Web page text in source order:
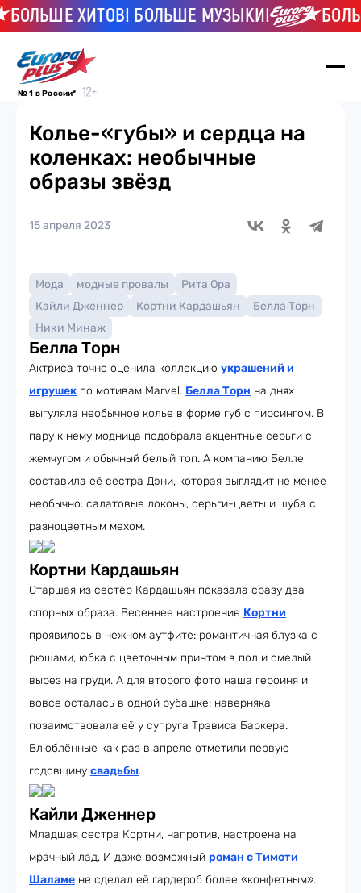
ХИТОВ! БОЛЬШЕ МУЗЫКИ!
№ 1 в России*
Колье-«губы» и сердца на
коленках: необычные
образы звёзд
15 апреля 2023
Мода модные провалы
Рита Ора
Кайли Дженнер
Кортни Кардашьян
Белла Торн
Ники Минаж
Белла Торн
Актриса точно оценила коллекцию украшений и
игрушек по мотивам Marvel. Белла Торн на днях
выгуляла необычное колье в форме губ с пирсингом. В
пару к нему модница подобрала акцентные серьги с
жемчугом и обычный белый топ. А компанию Белле
составила её сестра Дэни, которая выглядит не менее
необычно: салатовые локоны, серьги-цветы и шуба с
разноцветным мехом.
Кортни Кардашьян
Старшая из сестёр Кардашьян показала сразу два
спорных образа. Весеннее настроение Кортни
проявилось в нежном аутфите: романтичная блузка с
рюшами, юбка с цветочным принтом в пол и смелый
вырез на груди. А для второго фото наша героиня и
вовсе осталась в одной рубашке: наверняка
позаимствовала её у супруга Трэвиса Баркера.
Влюблённые как раз в апреле отметили первую
годовщину свадьбы.
Кайли Дженнер
Младшая сестра Кортни, напротив, настроена на
мрачный лад. И даже возможный роман с Тимоти
Шаламе не сделал её гардероб более «конфетным».